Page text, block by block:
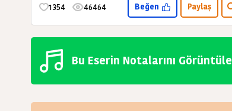
1354 46464 Beğen Paylaş
Bu Eserin Notalarını Görüntüle